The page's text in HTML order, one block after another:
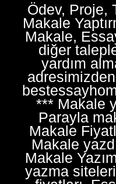
Ödev, Proje,
Makale
Makale,
diğer
yardım
*** Makale
Parayla
Makale
Makale
Makale
yazma